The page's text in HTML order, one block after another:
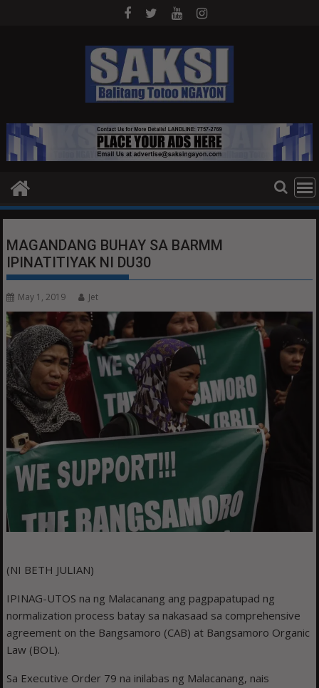
MAGANDANG BUHAY SA BARMM
IPINATITIYAK NI DU30
May 1, 2019 Jet
(NI BETH JULIAN)
IPINAG-UTOS na ng Malacanang ang pagpapatupad ng
normalization process batay sa nakasaad sa comprehensive
agreement on the Bangsamoro (CAB) at Bangsamoro Organic
Law (BOL).
Sa Executive Order 79 na inilabas ng Malacanang, nais